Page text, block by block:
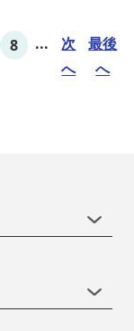
8 ...
次
へ
最後
へ